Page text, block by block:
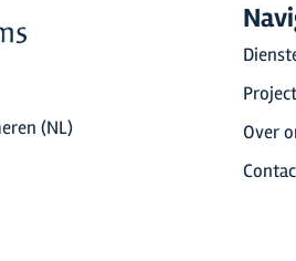
(NL)
Over